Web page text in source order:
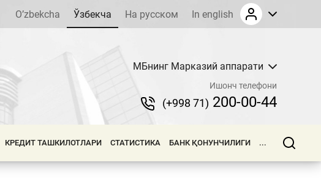
O’zbekcha Ўзбекча На русском In english
МБнинг Марказий аппарати
Ишонч телефони
(+998 71) 200-00-44
КРЕДИТ ТАШКИЛОТЛАРИ СТАТИСТИКА БАНК ҚОНУНЧИЛИГИ ...